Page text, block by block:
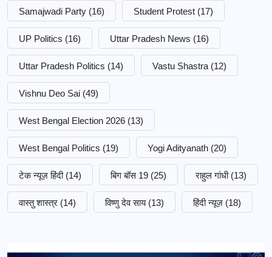
Samajwadi Party (16) Student Protest (17)
UP Politics (16) Uttar Pradesh News (16)
Uttar Pradesh Politics (14) Vastu Shastra (12)
Vishnu Deo Sai (49)
West Bengal Election 2026 (13)
West Bengal Politics (19) Yogi Adityanath (20)
टेक न्यूज़ हिंदी (14) बिग बॉस 19 (25) राहुल गांधी (13)
वास्तु शास्त्र (14) विष्णु देव साय (13) हिंदी न्यूज़ (18)